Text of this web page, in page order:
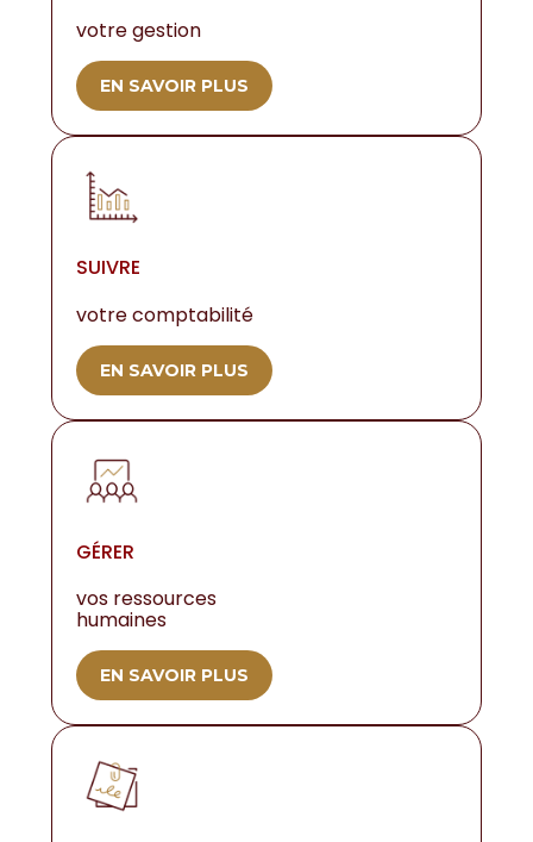
votre gestion
EN SAVOIR PLUS
SUIVRE
votre comptabilité
EN SAVOIR PLUS
GÉRER
vos ressources
humaines
EN SAVOIR PLUS